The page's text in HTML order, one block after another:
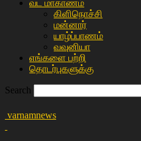
வட மாகாணம்
கிளிநொச்சி
மன்னார்
யாழ்ப்பாணம்
வவுனியா
எங்களை பற்றி
தொடர்புகளுக்கு
Search
varnamnews